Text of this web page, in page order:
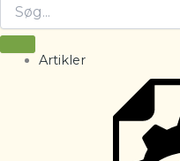
Artikler